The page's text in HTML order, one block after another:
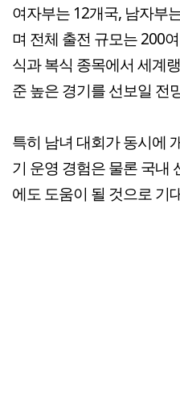
여자부는 12개국, 남자부
며 전체 출전 규모는 200
식과 복식 종목에서 세계
준 높은 경기를 선보일 전
특히 남녀 대회가 동시에
기 운영 경험은 물론 국내
에도 도움이 될 것으로 기